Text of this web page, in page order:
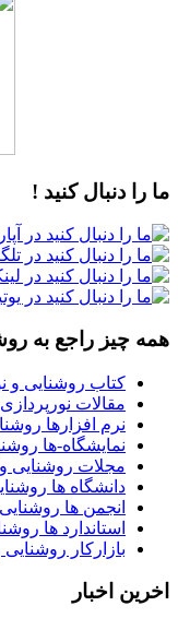
ما را دنبال کنید !
همه چیز راجع به
کتاب روشنایی و
مقالات
نرم افزارها
نمایشگاه-ها
مجلات روشنایی و
دانشگاه ها
انجمن ها
استاندارد ها
بازارکار
اخرین اخبار